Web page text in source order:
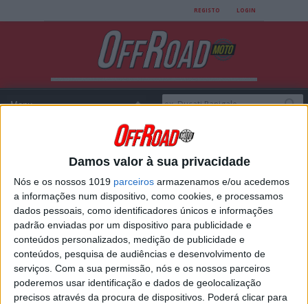
Damos valor à sua privacidade
Nós e os nossos 1019 parceiros armazenamos e/ou acedemos
a informações num dispositivo, como cookies, e processamos
dados pessoais, como identificadores únicos e informações
padrão enviadas por um dispositivo para publicidade e
conteúdos personalizados, medição de publicidade e
conteúdos, pesquisa de audiências e desenvolvimento de
serviços. Com a sua permissão, nós e os nossos parceiros
poderemos usar identificação e dados de geolocalização
precisos através da procura de dispositivos. Poderá clicar para
REGISTO LOGIN
Login
USERNAME
PASSWORD